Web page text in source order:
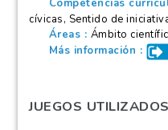
Competencias
cívicas, Sentido de
Áreas
Ámbito
Más información
JUEGOS UTILIZADOS